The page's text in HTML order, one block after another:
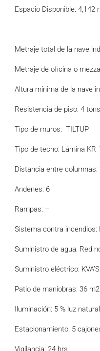
Espacio Disponible: 4,142
Metraje total de la nave
Metraje de oficina o
Altura mínima de la nave
Resistencia de piso: 4
Tipo de muros: TILTUP
Tipo de techo: Lámina KR
Distancia entre columnas:
Andenes: 6
Rampas: –
Sistema contra incendios:
Suministro de agua: Red
Suministro eléctrico: KVA’S
Patio de maniobras: 36 m2
Iluminación: 5 % luz
Estacionamiento: 5
Vigilancia: 24 hrs